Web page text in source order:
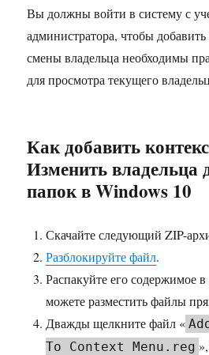
Вы должны войти в систему с
администратора, чтобы
смены владельца необходимы
для просмотра текущего
Как добавить
Изменить владельца
папок в Windows 10
Скачайте следующий ZIP-
Разблокируйте файл.
Распакуйте его содержимое
можете разместить файлы
Дважды щелкните файл «
To Context Menu.reg